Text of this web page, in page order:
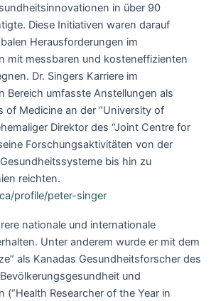
in über 90
Diese Initiativen waren darauf
Herausforderungen im
mit messbaren und kosteneffizienten
Dr. Singers Karriere im
Bereich umfasste Anstellungen als
of Medicine an der “University of
Direktor des “Joint Centre for
Forschungsaktivitäten von der
bis hin zu
reichten.
profile/peter-singer
nationale und internationale
Unter anderem wurde er mit dem
als Kanadas Gesundheitsforscher des
und
(“Health Researcher of the Year in